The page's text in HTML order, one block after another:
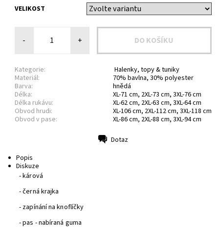
VELIKOST
- +
Kategorie:
Halenky, topy & tuniky
Materiál:
70% bavlna, 30% polyester
Barva:
hnědá
Délka:
XL-71 cm, 2XL-73 cm, 3XL-76 cm
Délka rukávu:
XL-62 cm, 2XL-63 cm, 3XL-64 cm
Obvod hrudi:
XL-106 cm, 2XL-112 cm, 3XL-118 cm
Obvod v pase:
XL-86 cm, 2XL-88 cm, 3XL-94 cm
Dotaz
Popis
Diskuze
- kárová
- černá krajka
- zapínání na knoflíčky
- pas - nabíraná guma